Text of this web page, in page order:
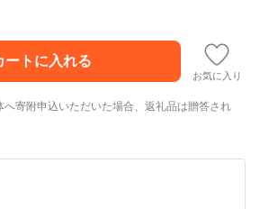
お気に入り
へ寄附申込いただいた場合、返礼品は贈答され